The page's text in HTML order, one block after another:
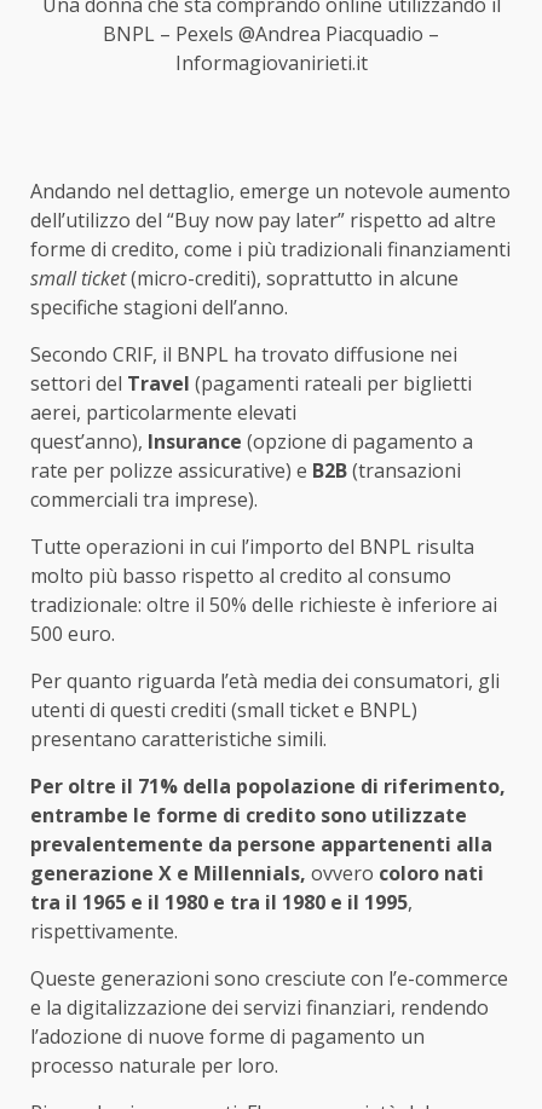
BNPL – Pexels @Andrea Piacquadio –
Informagiovanirieti.it
Andando nel dettaglio, emerge un notevole aumento
dell’utilizzo del “Buy now pay later” rispetto ad altre
forme di credito, come i più tradizionali finanziamenti
small ticket(micro-crediti), soprattutto in alcune
specifiche stagioni dell’anno.
Secondo CRIF, il BNPL ha trovato diffusione nei
settori del Travel (pagamenti rateali per biglietti
aerei, particolarmente elevati
quest’anno), Insurance (opzione di pagamento a
rate per polizze assicurative) e B2B(transazioni
commerciali tra imprese).
Tutte operazioni in cui l’importo del BNPL risulta
molto più basso rispetto al credito al consumo
tradizionale: oltre il 50% delle richieste è inferiore ai
500 euro.
Per quanto riguarda l’età media dei consumatori, gli
utenti di questi crediti (small ticket e BNPL)
presentano caratteristiche simili.
Per oltre il 71% della popolazione di riferimento,
entrambe le forme di credito sono utilizzate
prevalentemente da persone appartenenti alla
generazione X e Millennials, ovvero coloro nati
tra il 1965 e il 1980 e tra il 1980 e il 1995,
rispettivamente.
Queste generazioni sono cresciute con l’e-commerce
e la digitalizzazione dei servizi finanziari, rendendo
l’adozione di nuove forme di pagamento un
processo naturale per loro.